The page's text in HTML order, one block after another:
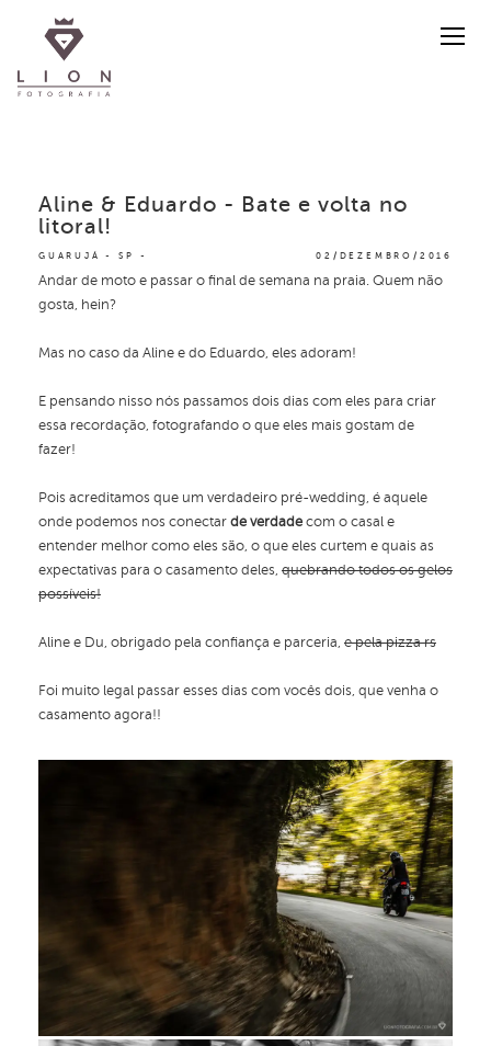
GUARUJÁ - SP 02/DEZEMBRO/2016
Aline & Eduardo - Bate e volta no
litoral!
Andar de moto e passar o final de semana na praia. Quem não
gosta, hein?
Mas no caso da Aline e do Eduardo, eles adoram!
E pensando nisso nós passamos dois dias com eles para criar
essa recordação, fotografando o que eles mais gostam de
fazer!
Pois acreditamos que um verdadeiro pré-wedding, é aquele
onde podemos nos conectar de verdade com o casal e
entender melhor como eles são, o que eles curtem e quais as
expectativas para o casamento deles, quebrando todos os gelos
possíveis!
Aline e Du, obrigado pela confiança e parceria, e pela pizza rs
Foi muito legal passar esses dias com vocês dois, que venha o
casamento agora!!